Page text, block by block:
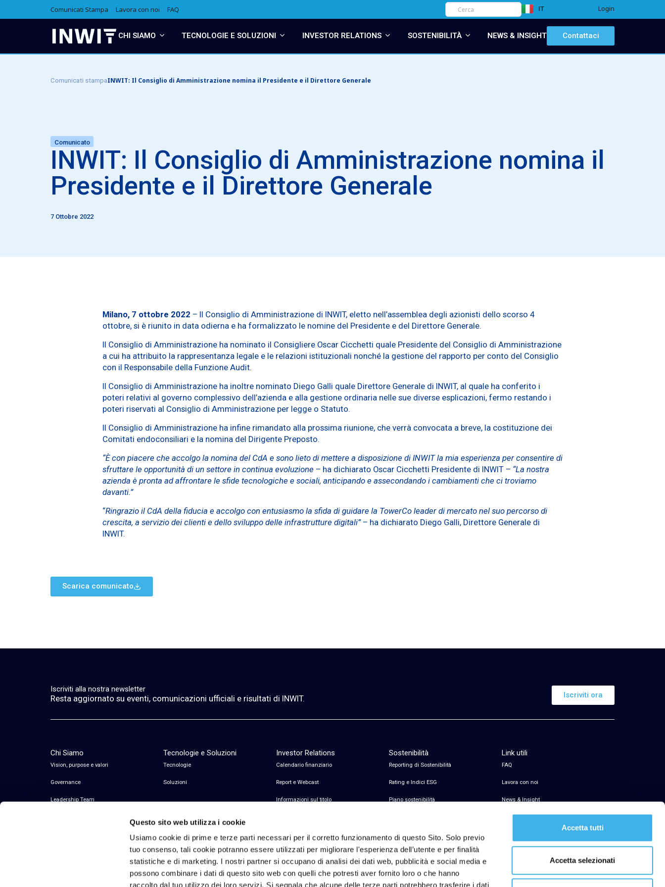
Questo sito web utilizza i cookie
Usiamo cookie di prime e terze parti necessari per il corretto funzionamento di questo Sito. Solo previo
tuo consenso, tali cookie potranno essere utilizzati per migliorare l'esperienza dell’utente e per finalità
statistiche e di marketing. I nostri partner si occupano di analisi dei dati web, pubblicità e social media e
possono combinare i dati di questo sito web con quelli che potresti aver fornito loro o che hanno
raccolto dal tuo utilizzo dei loro servizi. Si segnala che alcune delle terze parti potrebbero trasferire i dati
Accetta tutti
Accetta selezionati
Comunicati Stampa Lavora con noi FAQ IT
EN Login
CHI SIAMO TECNOLOGIE E SOLUZIONI INVESTOR RELATIONS SOSTENIBILITÀ NEWS & INSIGHT Contattaci
Comunicati stampaINWIT: Il Consiglio di Amministrazione nomina il Presidente e il Direttore Generale
Comunicato
INWIT: Il Consiglio di Amministrazione nomina il
Presidente e il Direttore Generale
7 Ottobre 2022
Milano, 7 ottobre 2022 – Il Consiglio di Amministrazione di INWIT, eletto nell’assemblea degli azionisti dello scorso 4
ottobre, si è riunito in data odierna e ha formalizzato le nomine del Presidente e del Direttore Generale.
Il Consiglio di Amministrazione ha nominato il Consigliere Oscar Cicchetti quale Presidente del Consiglio di Amministrazione
a cui ha attribuito la rappresentanza legale e le relazioni istituzionali nonché la gestione del rapporto per conto del Consiglio
con il Responsabile della Funzione Audit.
Il Consiglio di Amministrazione ha inoltre nominato Diego Galli quale Direttore Generale di INWIT, al quale ha conferito i
poteri relativi al governo complessivo dell’azienda e alla gestione ordinaria nelle sue diverse esplicazioni, fermo restando i
poteri riservati al Consiglio di Amministrazione per legge o Statuto.
Il Consiglio di Amministrazione ha infine rimandato alla prossima riunione, che verrà convocata a breve, la costituzione dei
Comitati endoconsiliari e la nomina del Dirigente Preposto.
“È con piacere che accolgo la nomina del CdA e sono lieto di mettere a disposizione di INWIT la mia esperienza per consentire di
sfruttare le opportunità di un settore in continua evoluzione – ha dichiarato Oscar Cicchetti Presidente di INWIT – “La nostra
azienda è pronta ad affrontare le sfide tecnologiche e sociali, anticipando e assecondando i cambiamenti che ci troviamo
davanti.”
“Ringrazio il CdA della fiducia e accolgo con entusiasmo la sfida di guidare la TowerCo leader di mercato nel suo percorso di
crescita, a servizio dei clienti e dello sviluppo delle infrastrutture digitali” – ha dichiarato Diego Galli, Direttore Generale di
INWIT.
Scarica comunicato
Iscriviti alla nostra newsletter
Resta aggiornato su eventi, comunicazioni ufficiali e risultati di INWIT. Iscriviti ora
Chi Siamo
Vision, purpose e valori
Governance
Leadership Team
Tecnologie e Soluzioni
Tecnologie
Soluzioni
Investor Relations
Calendario finanziario
Report e Webcast
Informazioni sul titolo
Avvisi finanziari
Copertura Analisti e Consenso
Contatti Investor Relations
Sostenibilità
Reporting di Sostenibilità
Rating e Indici ESG
Piano sostenibilità
Link utili
FAQ
Lavora con noi
News & Insight
Servizio di firma elettronica